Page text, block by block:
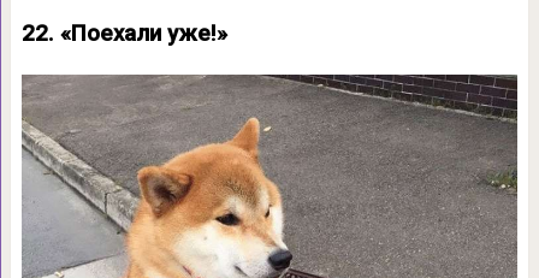
22. «Поехали уже!»